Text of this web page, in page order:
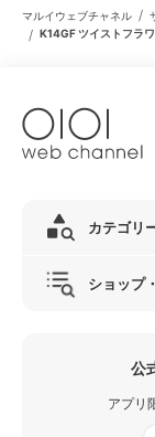
マルイウェブチャネル /
/ K14GF ツイストフラ
カテゴリ
ショップ
公
アプリ